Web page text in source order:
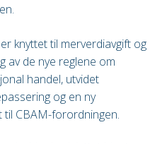
knyttet til merverdiavgift og
av de nye reglene om
handel, utvidet
og en ny
CBAM-forordningen.